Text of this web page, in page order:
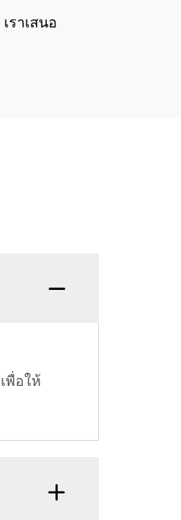
ราเสนอ
พื่อให้